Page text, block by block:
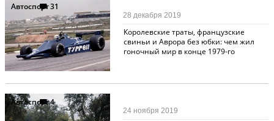
Автоспорт31
Королевские траты, французские
свиньи и Аврора без юбки: чем жил
гоночный мир в конце 1979-го
28 декабря 2019
Автоспорт4
24 ноября 2019